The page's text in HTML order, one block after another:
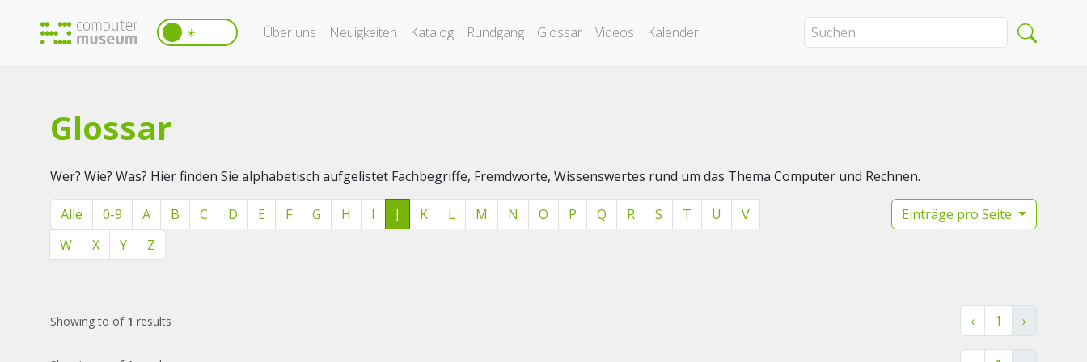
☀️ Über uns Neuigkeiten Katalog Rundgang Glossar Videos Kalender
Glossar
Wer? Wie? Was? Hier finden Sie alphabetisch aufgelistet Fachbegriffe, Fremdworte, Wissenswertes rund um das Thema Computer und Rechnen.
Alle 0-9 A B C D E F G H I J K L M N O P Q R S T U
V
W
X Y Z
Einträge pro Seite
Showingto of 1 results ‹ 1 ›